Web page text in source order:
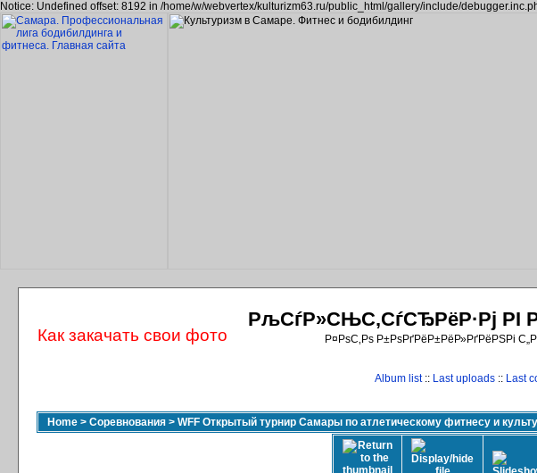
Notice: Undefined offset: 8192 in /home/w/webvertex/kulturizm63.ru/public_html/gallery/include/
РљСѓР»СЊС‚СѓСЂРёР·Рј РІ
Р¤РѕС‚Рѕ Р±РѕРґРёР±РёР»РґРёРЅРі
Album list:: Last uploads :: Last
Home > Соревнования > WFF Открытый турнир Самары по атлетическому фитнесу и
Как закачать свои фото